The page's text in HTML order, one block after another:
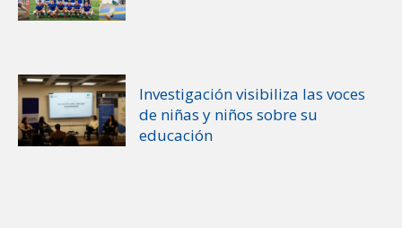
Investigación visibiliza las voces
de niñas y niños sobre su
educación